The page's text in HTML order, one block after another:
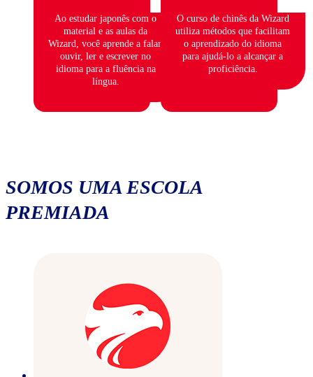
Ao estudar japonês com o
material e as aulas da
Wizard, você aprende a falar,
ouvir, ler e escrever no
idioma para a fluência na
língua.
O curso de chinês da Wizard
utiliza métodos que facilitam
o aprendizado do idioma
para ajudá-lo a alcançar a
proficiência.
SOMOS UMA ESCOLA
PREMIADA